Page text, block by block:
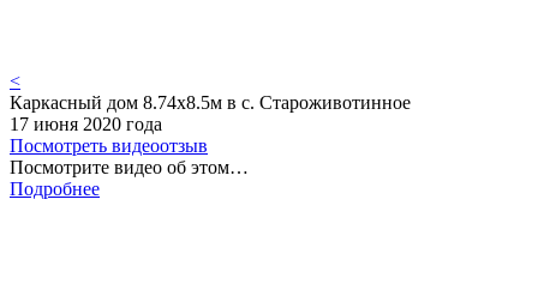
<
Каркасный дом 8.74х8.5м в с. Староживотинное
17 июня 2020 года
Посмотреть видеоотзыв
Посмотрите видео об этом…
Подробнее